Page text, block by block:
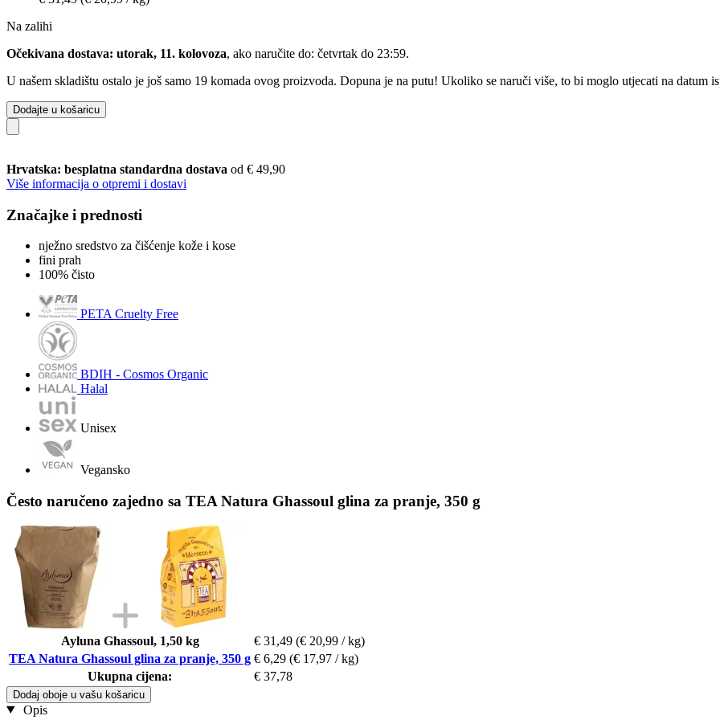
Na zalihi
Očekivana dostava: utorak, 11. kolovoza, ako naručite do: četvrtak do 23:59.
U našem skladištu ostalo je još samo 19 komada ovog proizvoda. Dopuna je na putu! Ukoliko se naruči više, to bi moglo utjecati na datum
Dodajte u košaricu
Hrvatska: besplatna standardna dostava od € 49,90
Više informacija o otpremi i dostavi
Značajke i prednosti
nježno sredstvo za čišćenje kože i kose
fini prah
100% čisto
PETA Cruelty Free
BDIH - Cosmos Organic
Halal
Unisex
Vegansko
Često naručeno zajedno sa TEA Natura Ghassoul glina za pranje, 350 g
Ayluna Ghassoul, 1,50 kg € 31,49 (€ 20,99 / kg)
TEA Natura Ghassoul glina za pranje, 350 g € 6,29 (€ 17,97 / kg)
Ukupna cijena:
€ 37,78
Dodaj oboje u vašu košaricu
Opis